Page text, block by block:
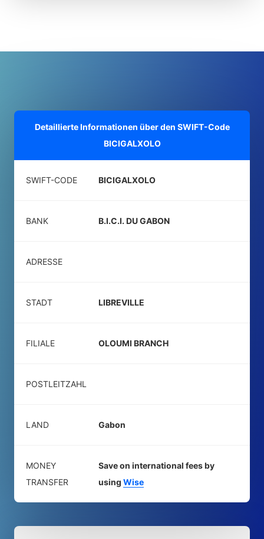
Detaillierte Informationen über den SWIFT-Code
BICIGALXOLO
SWIFT-CODE BICIGALXOLO
BANK B.I.C.I. DU GABON
ADRESSE
STADT LIBREVILLE
FILIALE OLOUMI BRANCH
POSTLEITZAHL
LAND Gabon
MONEY
TRANSFER
Save on international fees by
using Wise